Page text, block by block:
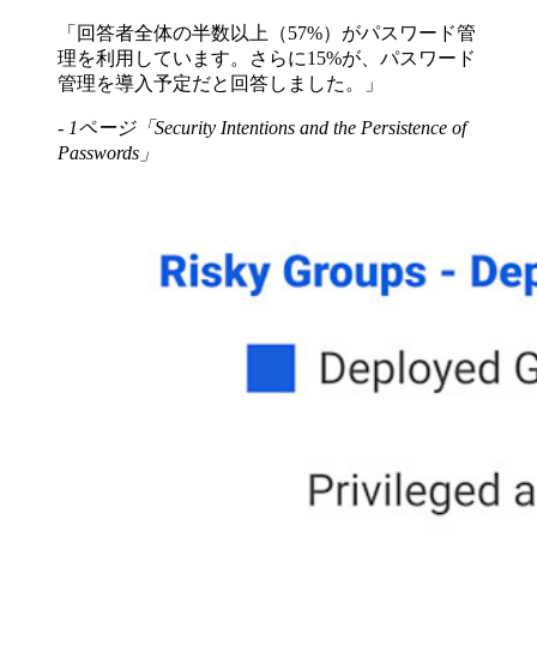
「回答者全体の半数以上（57%）がパスワード管
理を利用しています。さらに15%が、パスワード
管理を導入予定だと回答しました。」
- 1ページ「Security Intentions and the Persistence of
Passwords」